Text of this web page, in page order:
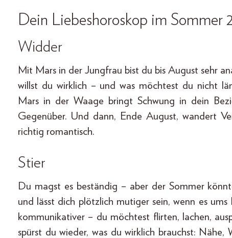
Dein Liebeshoroskop im Sommer
Widder
Mit Mars in der Jungfrau bist du bis August sehr
willst du wirklich – und was möchtest du nicht
Mars in der Waage bringt Schwung in dein
Gegenüber. Und dann, Ende August, wandert
richtig romantisch.
Stier
Du magst es beständig – aber der Sommer
und lässt dich plötzlich mutiger sein, wenn es
kommunikativer – du möchtest flirten, lachen,
spürst du wieder, was du wirklich brauchst: